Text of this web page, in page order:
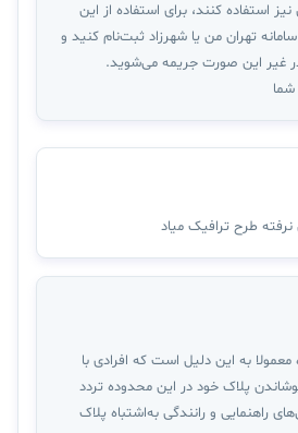
استفاده کنند، برای استفاده از این
تهران من یا شهرزاد ثبت‌نام کنید و
غیر این صورت جریمه می‌شوید.
طرح ترافیک میاد
به این دلیل است که افرادی با
پلاک خود در این محدوده تردد
راهنمایی و رانندگی به‌اشتباه پلاک